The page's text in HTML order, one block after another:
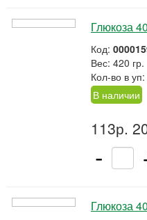
Глюкоза
Код:
Вес: 420 гр.
Кол-во в уп:
В наличии
113р.
-
Глюкоза